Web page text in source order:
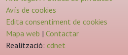
Avís de cookies
Edita consentiment de cookies
Mapa web | Contactar
Realització: cdnet